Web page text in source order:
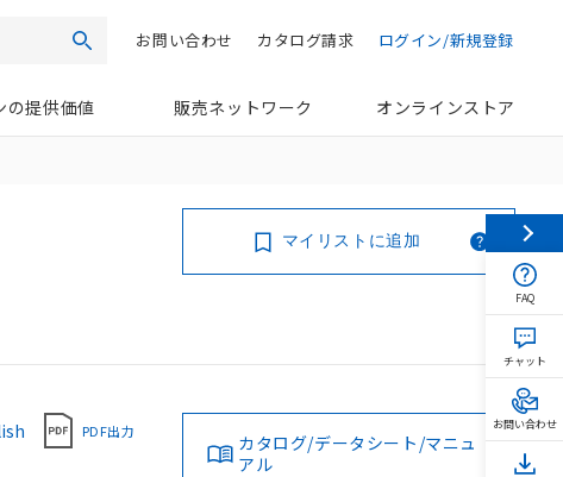
検索 ログイン/新規登録
カタログ請求
お問い合わせ
の提供価値 販売ネットワーク オンラインストア
マイリストに追加
PDF出力
カタログ/データシート/マニュ
アル
FAQ
チャット
お問い合わせ